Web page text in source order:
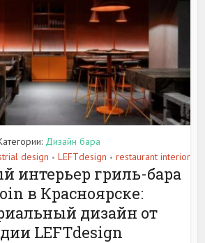
Дизайн бара
design • LEFTdesign • restaurant interior
интерьер гриль-бара
в Красноярске:
дизайн от
LEFTdesign